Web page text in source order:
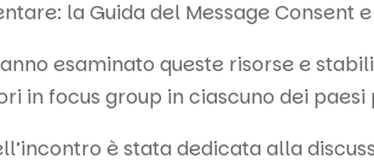
la Guida del Message
esaminato queste risorse e
in focus group in ciascuno dei paesi
è stata dedicata alla